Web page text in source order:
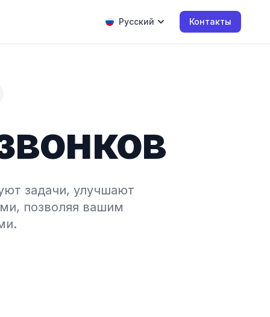
Русский Контакты
задачи, улучшают
позволяя вашим